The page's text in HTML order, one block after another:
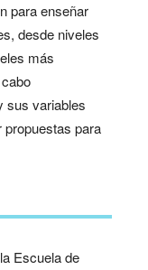
para enseñar
desde niveles
más
sus variables
propuestas para
Escuela de